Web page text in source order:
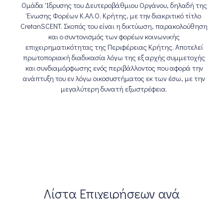
Ομάδα 'Ιδρυσης του Δευτεροβάθμιου Οργάνου, δηλαδή της
Ένωσης Φορέων Κ.ΑΛ.Ο. Κρήτης, με την διακριτικό τίτλο
CretanSCENT. Σκοπός του είναι η δικτύωση, παρακολούθηση
και ο συντονισμός των φορέων κοινωνικής
επιχειρηματικότητας της Περιφέρειας Κρήτης. Αποτελεί
πρωτοποριακή διαδικασία λόγω της εξ αρχής συμμετοχής
και συνδιαμόρφωσης ενός περιβάλλοντος που αφορά την
ανάπτυξη του εν λόγω οικοσυστήματος εκ των έσω, με την
μεγαλύτερη δυνατή εξωστρέφεια.
Λίστα Επιχειρήσεων ανά